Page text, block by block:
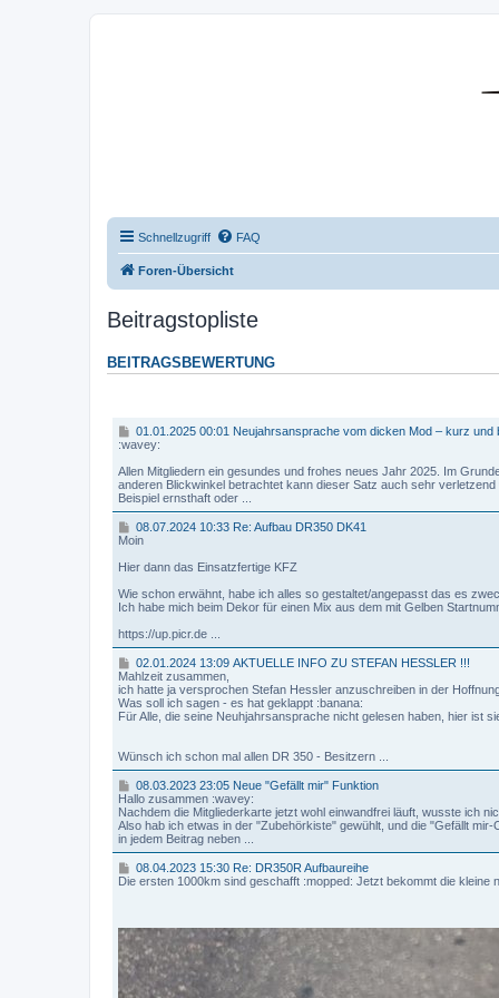
Schnellzugriff FAQ
Foren-Übersicht
Beitragstopliste
BEITRAGSBEWERTUNG
0
1
0
1
.
2
0
2
0
:
0
N
e
u
j
a
h
r
a
n
p
r
a
c
h
e
v
o
c
e
n
M
01.01.2025 00:01 Neujahrsansprache vom dicken Mod – kurz und
:wavey:
Allen Mitgliedern ein gesundes und frohes neues Jahr 2025. Im
anderen Blickwinkel betrachtet kann dieser Satz auch sehr
Beispiel ernsthaft oder ...
0
8
0
.
2
2
4
1
0
:
3
3
e
A
u
f
b
a
u
R
3
D
K
4
1
08.07.2024 10:33 Re: Aufbau DR350 DK41
Moin
Hier dann das Einsatzfertige KFZ
Wie schon erwähnt, habe ich alles so gestaltet/angepasst das es
Ich habe mich beim Dekor für einen Mix aus dem mit Gelben
https://up.picr.de ...
0
2
.
0
1
0
2
4
1
3
:
0
9
A
K
E
L
L
E
I
N
02.01.2024 13:09 AKTUELLE INFO ZU STEFAN HESSLER !!!
Mahlzeit zusammen,
ich hatte ja versprochen Stefan Hessler anzuschreiben in der
Was soll ich sagen - es hat geklappt :banana:
Für Alle, die seine Neuhjahrsansprache nicht gelesen haben, hier ist
Wünsch ich schon mal allen DR 350 - Besitzern ...
0
8
.
0
3
.
2
0
3
0
5
08.03.2023 23:05 Neue "Gefällt mir" Funktion
Hallo zusammen :wavey:
Nachdem die Mitgliederkarte jetzt wohl einwandfrei läuft, wusste ich
Also hab ich etwas in der "Zubehörkiste" gewühlt, und die "Gefällt
in jedem Beitrag neben ...
0
8
.
2
0
2
3
08.04.2023 15:30 Re: DR350R Aufbaureihe
Die ersten 1000km sind geschafft :mopped: Jetzt bekommt die kleine